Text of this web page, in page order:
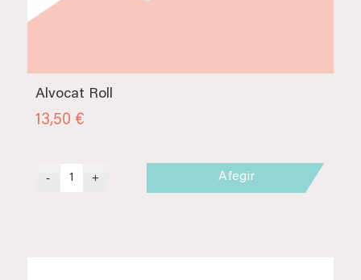
Alvocat Roll
13,50 €
Afegir